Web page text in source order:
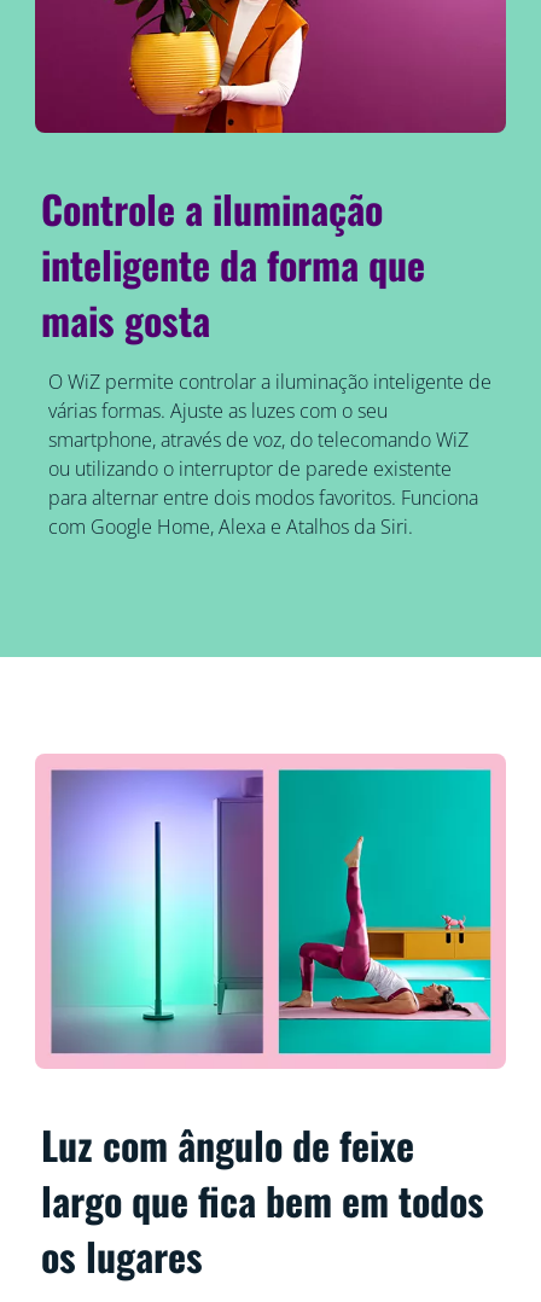
Controle a iluminação
inteligente da forma que
mais gosta
O WiZ permite controlar a iluminação inteligente de
várias formas. Ajuste as luzes com o seu
smartphone, através de voz, do telecomando WiZ
ou utilizando o interruptor de parede existente
para alternar entre dois modos favoritos. Funciona
com Google Home, Alexa e Atalhos da Siri.
Luz com ângulo de feixe
largo que fica bem em todos
os lugares